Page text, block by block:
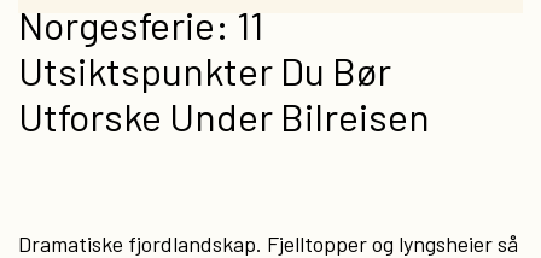
Norgesferie: 11
Utsiktspunkter Du Bør
Utforske Under Bilreisen
Dramatiske fjordlandskap. Fjelltopper og lyngsheier så